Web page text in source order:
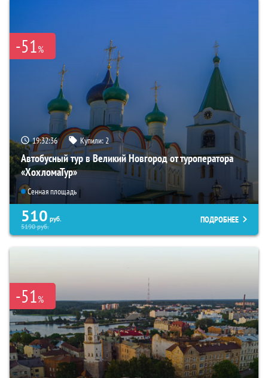
-51%
19:32:35 Купили:2
Автобусный тур в Великий Новгород от туроператора
«ХохломаТур»
Сенная площадь
510 руб.
5190руб.
ПОДРОБНЕЕ
-51%